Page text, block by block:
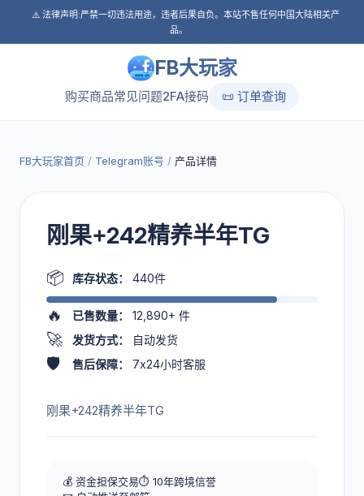
⚠️ 法律声明:严禁一切违法用途，违者后果自负。本站不售任何中国大陆相关产
品。
FB大玩家
购买商品常见问题2FA接码 📜 订单查询
FB大玩家首页 / Telegram账号 / 产品详情
刚果+242精养半年TG
📦 库存状态： 440件
🔥 已售数量： 12,890+ 件
🚀 发货方式： 自动发货
🛡️ 售后保障： 7x24小时客服
刚果+242精养半年TG
💰 资金担保交易⏱️ 10年跨境信誉